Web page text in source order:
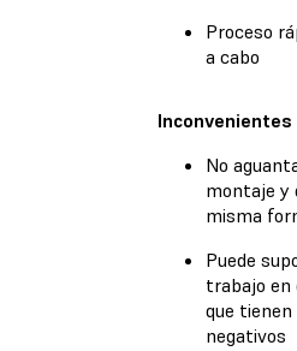
Proceso
a cabo
Inconvenientes
No
montaje y
misma
Puede
trabajo en
que
negativos